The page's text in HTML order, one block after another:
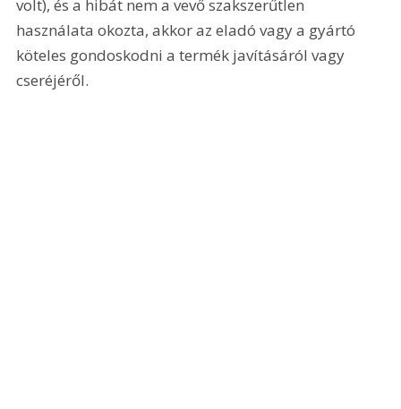
volt), és a hibát nem a vevő szakszerűtlen
használata okozta, akkor az eladó vagy a gyártó
köteles gondoskodni a termék javításáról vagy
cseréjéről.